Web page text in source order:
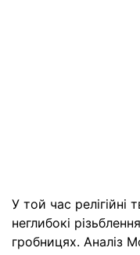
У той час
неглибокі
гробницях. Аналіз